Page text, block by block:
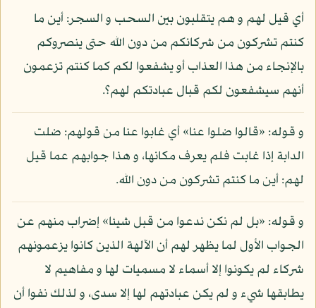
أي قيل لهم و هم يتقلبون بين السحب و السجر: أين ما
كنتم تشركون من شركائكم من دون الله حتى ينصروكم
بالإنجاء من هذا العذاب أو يشفعوا لكم كما كنتم تزعمون
أنهم سيشفعون لكم قبال عبادتكم لهم؟.
و قوله: «قالوا ضلوا عنا» أي غابوا عنا من قولهم: ضلت
الدابة إذا غابت فلم يعرف مكانها، و هذا جوابهم عما قيل
لهم: أين ما كنتم تشركون من دون الله.
و قوله: «بل لم نكن ندعوا من قبل شيئا» إضراب منهم عن
الجواب الأول لما يظهر لهم أن الآلهة الذين كانوا يزعمونهم
شركاء لم يكونوا إلا أسماء لا مسميات لها و مفاهيم لا
يطابقها شيء و لم يكن عبادتهم لها إلا سدى، و لذلك نفوا أن